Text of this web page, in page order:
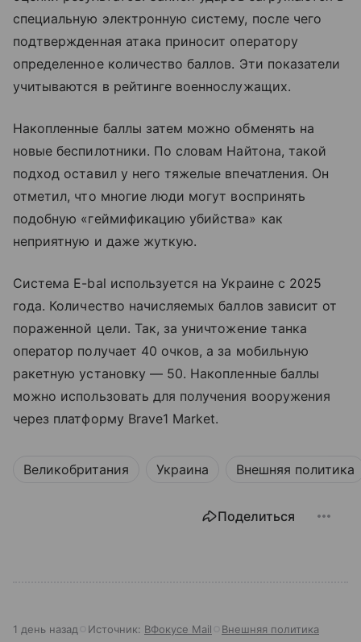
специальную электронную систему, после чего
подтвержденная атака приносит оператору
определенное количество баллов. Эти показатели
учитываются в рейтинге военнослужащих.
Накопленные баллы затем можно обменять на
новые беспилотники. По словам Найтона, такой
подход оставил у него тяжелые впечатления. Он
отметил, что многие люди могут воспринять
подобную «геймификацию убийства» как
неприятную и даже жуткую.
Система E-bal используется на Украине с 2025
года. Количество начисляемых баллов зависит от
пораженной цели. Так, за уничтожение танка
оператор получает 40 очков, а за мобильную
ракетную установку — 50. Накопленные баллы
можно использовать для получения вооружения
через платформу Brave1 Market.
Великобритания Украина Внешняя политика
Поделиться
1 день назад Источник: ВФокусе Mail Внешняя политика